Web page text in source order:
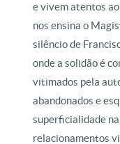
e vivem atentos
nos ensina o
silêncio de
onde a solidão é
vitimados pela
abandonados e
superficialidade
relacionamentos